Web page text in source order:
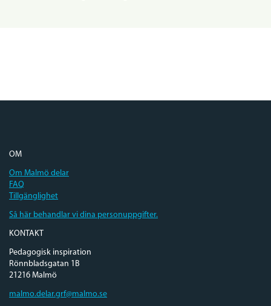
OM
Om Malmö delar
FAQ
Tillgänglighet
Så här behandlar vi dina personuppgifter.
KONTAKT
Pedagogisk inspiration
Rönnbladsgatan 1B
21216 Malmö
malmo.delar.grf@malmo.se